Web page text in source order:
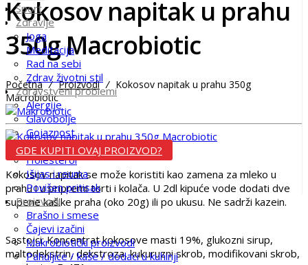
Sport
Zdravlje
Joga
Meditacija
Rad na sebi
Zdrav životni stil
Zdravstveni problemi
Alergije
Glavobolje
Gojaznost
Hemoroidi
Holesterol
Išijas i reuma
Povišen pritisak
Proizvodi
Brašno i smese
Čajevi izačini
Makrobiotički proizvodi
Pahuljice / kaše / dodaci u kuhinji
Kokosov napitak u prahu
350g Macrobiotic
Početna / Proizvodi / Kokosov napitak u prahu 350g
Macrobiotic
GDE KUPITI OVAJ PROIZVOD?
Kokosov napitak se može koristiti kao zamena za mleko u
prahu i u pripremi torti i kolača. U 2dl kipuće vode dodati dve
supene kašike praha (oko 20g) ili po ukusu. Ne sadrži kazein.
Sastojci: Koncentrat kokosove masti 19%, glukozni sirup,
maltodekstrin, dekstroza, kukuruzni skrob, modifikovani skrob,